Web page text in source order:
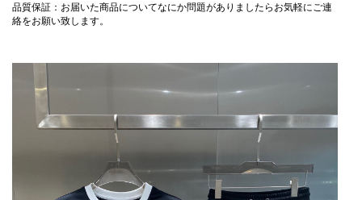
品質保証：お届いた商品についてなにか問題がありましたらお気軽にご連
絡をお願い致します。